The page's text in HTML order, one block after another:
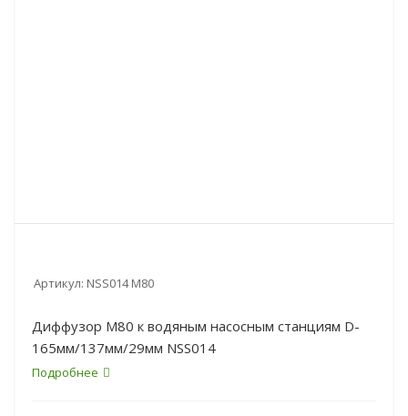
Артикул: NSS014 М80
Диффузор М80 к водяным насосным станциям D-
165мм/137мм/29мм NSS014
Подробнее